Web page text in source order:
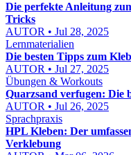
Die perfekte Anleitung
Tricks
AUTOR • Jul 28, 2025
Lernmaterialien
Die besten Tipps zum
AUTOR • Jul 27, 2025
Übungen & Workouts
Quarzsand verfugen: Die
AUTOR • Jul 26, 2025
Sprachpraxis
HPL Kleben: Der
Verklebung